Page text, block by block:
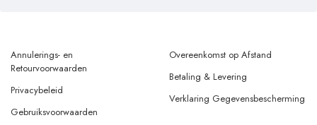
Annulerings- en
Retourvoorwaarden
Privacybeleid
Gebruiksvoorwaarden
Overeenkomst op Afstand
Betaling & Levering
Verklaring Gegevensbescherming